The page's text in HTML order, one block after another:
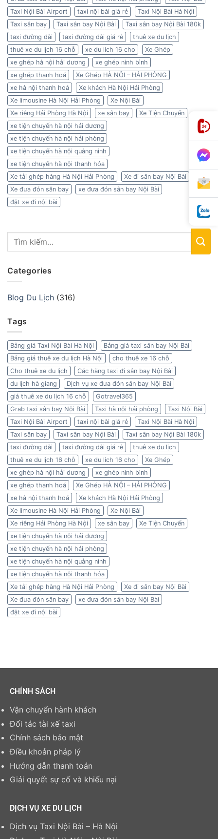
Taxi Nội Bài Airport
taxi nội bài giá rẻ
Taxi Nội Bài Hà Nội
Taxi sân bay
Taxi sân bay Nội Bài
Taxi sân bay Nội Bài 180k
taxi đường dài
taxi đường dài giá rẻ
thuê xe du lịch
thuê xe du lịch 16 chỗ
xe du lich 16 cho
Xe Ghép
xe ghép hà nội hải dương
xe ghép ninh bình
xe ghép thanh hoá
Xe Ghép HÀ NỘI – HẢI PHÒNG
xe hà nội thanh hoá
Xe khách Hà Nội Hải Phòng
Xe limousine Hà Nội Hải Phòng
Xe Nội Bài
Xe riêng Hải Phòng Hà Nội
xe sân bay
Xe Tiện Chuyến
xe tiện chuyến hà nội hải dương
xe tiện chuyến hà nội hải phòng
xe tiện chuyến hà nội quảng ninh
xe tiện chuyến hà nội thanh hóa
Xe tải ghép hàng Hà Nội Hải Phòng
Xe đi sân bay Nội Bài
Xe đưa đón sân bay
xe đưa đón sân bay Nội Bài
đặt xe đi nội bài
Categories
Blog Du Lịch (316)
Tags
Bảng giá Taxi Nội Bài Hà Nội
Bảng giá taxi sân bay Nội Bài
Bảng giá thuê xe du lịch Hà Nội
cho thuê xe 16 chỗ
Cho thuê xe du lịch
Các hãng taxi đi sân bay Nội Bài
du lịch hà giang
Dịch vụ xe đưa đón sân bay Nội Bài
giá thuê xe du lịch 16 chỗ
Gotravel365
Grab taxi sân bay Nội Bài
Taxi hà nội hải phòng
Taxi Nội Bài
Taxi Nội Bài Airport
taxi nội bài giá rẻ
Taxi Nội Bài Hà Nội
Taxi sân bay
Taxi sân bay Nội Bài
Taxi sân bay Nội Bài 180k
taxi đường dài
taxi đường dài giá rẻ
thuê xe du lịch
thuê xe du lịch 16 chỗ
xe du lich 16 cho
Xe Ghép
xe ghép hà nội hải dương
xe ghép ninh bình
xe ghép thanh hoá
Xe Ghép HÀ NỘI – HẢI PHÒNG
xe hà nội thanh hoá
Xe khách Hà Nội Hải Phòng
Xe limousine Hà Nội Hải Phòng
Xe Nội Bài
Xe riêng Hải Phòng Hà Nội
xe sân bay
Xe Tiện Chuyến
xe tiện chuyến hà nội hải dương
xe tiện chuyến hà nội hải phòng
xe tiện chuyến hà nội quảng ninh
xe tiện chuyến hà nội thanh hóa
Xe tải ghép hàng Hà Nội Hải Phòng
Xe đi sân bay Nội Bài
Xe đưa đón sân bay
xe đưa đón sân bay Nội Bài
đặt xe đi nội bài
CHÍNH SÁCH
Vận chuyển hành khách
Đối tác tài xế taxi
Chính sách bảo mật
Điều khoản pháp lý
Hướng dẫn thanh toán
Giải quyết sự cố và khiếu nại
DỊCH VỤ XE DU LỊCH
Dịch vụ Taxi Nội Bài – Hà Nội